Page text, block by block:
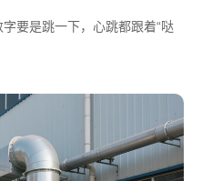
要是跳一下，心跳都跟着“哒